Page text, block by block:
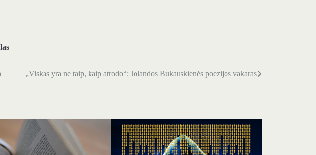
„Viskas yra ne taip, kaip atrodo“: Jolandos Bukauskienės poezijos vakaras